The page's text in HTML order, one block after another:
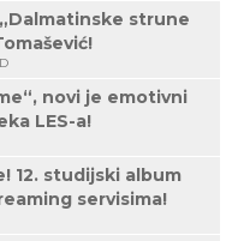
strune
novi je emotivni
LES-a!
12. studijski album
servisima!